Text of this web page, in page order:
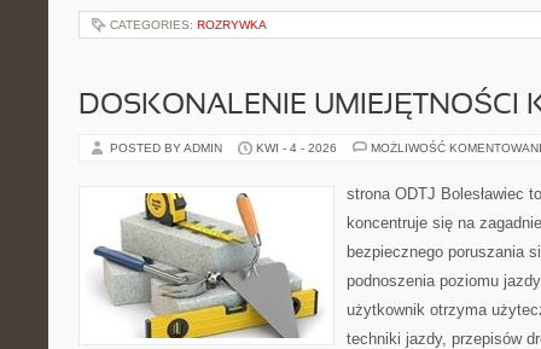
CATEGORIES: ROZRYWKA
DOSKONALENIE UMIEJĘTNOŚCI
POSTED BY ADMIN KWI - 4 - 2026 MOŻLIWOŚĆ
strona ODTJ Bolesławiec
koncentruje się na
bezpiecznego poruszania
podnoszenia poziomu
użytkownik otrzyma
techniki jazdy, przepisów